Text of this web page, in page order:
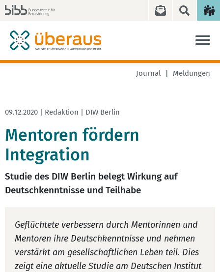
Journal Meldungen
09.12.2020 | Redaktion | DIW Berlin
Mentoren fördern
Integration
Studie des DIW Berlin belegt Wirkung auf
Deutschkenntnisse und Teilhabe
Geflüchtete verbessern durch Mentorinnen und
Mentoren ihre Deutschkenntnisse und nehmen
verstärkt am gesellschaftlichen Leben teil. Dies
zeigt eine aktuelle Studie am Deutschen Institut